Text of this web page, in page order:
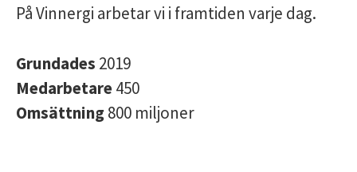
På Vinnergi arbetar vi i framtiden varje dag.
Grundades 2019
Medarbetare450
Omsättning800 miljoner